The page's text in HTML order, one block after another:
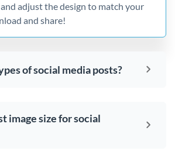
adjust the design to match your
and share!
of social media posts?
image size for social